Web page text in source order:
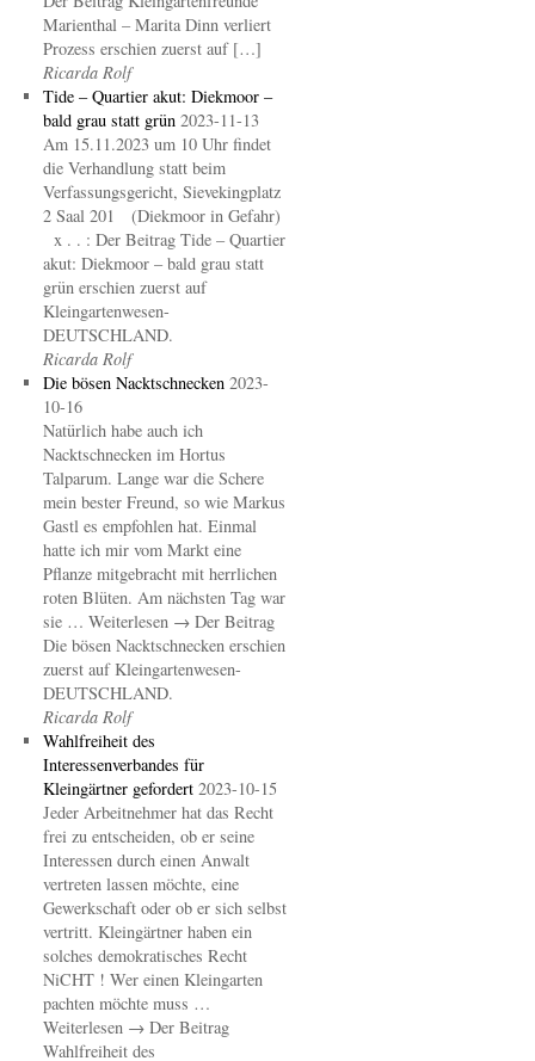
Marienthal – Marita Dinn verliert
Prozess erschien zuerst auf […]
Ricarda Rolf
Tide – Quartier akut: Diekmoor –
bald grau statt grün 2023-11-13
Am 15.11.2023 um 10 Uhr findet
die Verhandlung statt beim
Verfassungsgericht, Sievekingplatz
2 Saal 201 (Diekmoor in Gefahr)
x . . : Der Beitrag Tide – Quartier
akut: Diekmoor – bald grau statt
grün erschien zuerst auf
Kleingartenwesen-
DEUTSCHLAND.
Ricarda Rolf
Die bösen Nacktschnecken 2023-
10-16
Natürlich habe auch ich
Nacktschnecken im Hortus
Talparum. Lange war die Schere
mein bester Freund, so wie Markus
Gastl es empfohlen hat. Einmal
hatte ich mir vom Markt eine
Pflanze mitgebracht mit herrlichen
roten Blüten. Am nächsten Tag war
sie … Weiterlesen → Der Beitrag
Die bösen Nacktschnecken erschien
zuerst auf Kleingartenwesen-
DEUTSCHLAND.
Ricarda Rolf
Wahlfreiheit des
Interessenverbandes für
Kleingärtner gefordert 2023-10-15
Jeder Arbeitnehmer hat das Recht
frei zu entscheiden, ob er seine
Interessen durch einen Anwalt
vertreten lassen möchte, eine
Gewerkschaft oder ob er sich selbst
vertritt. Kleingärtner haben ein
solches demokratisches Recht
NiCHT ! Wer einen Kleingarten
pachten möchte muss …
Weiterlesen → Der Beitrag
Wahlfreiheit des